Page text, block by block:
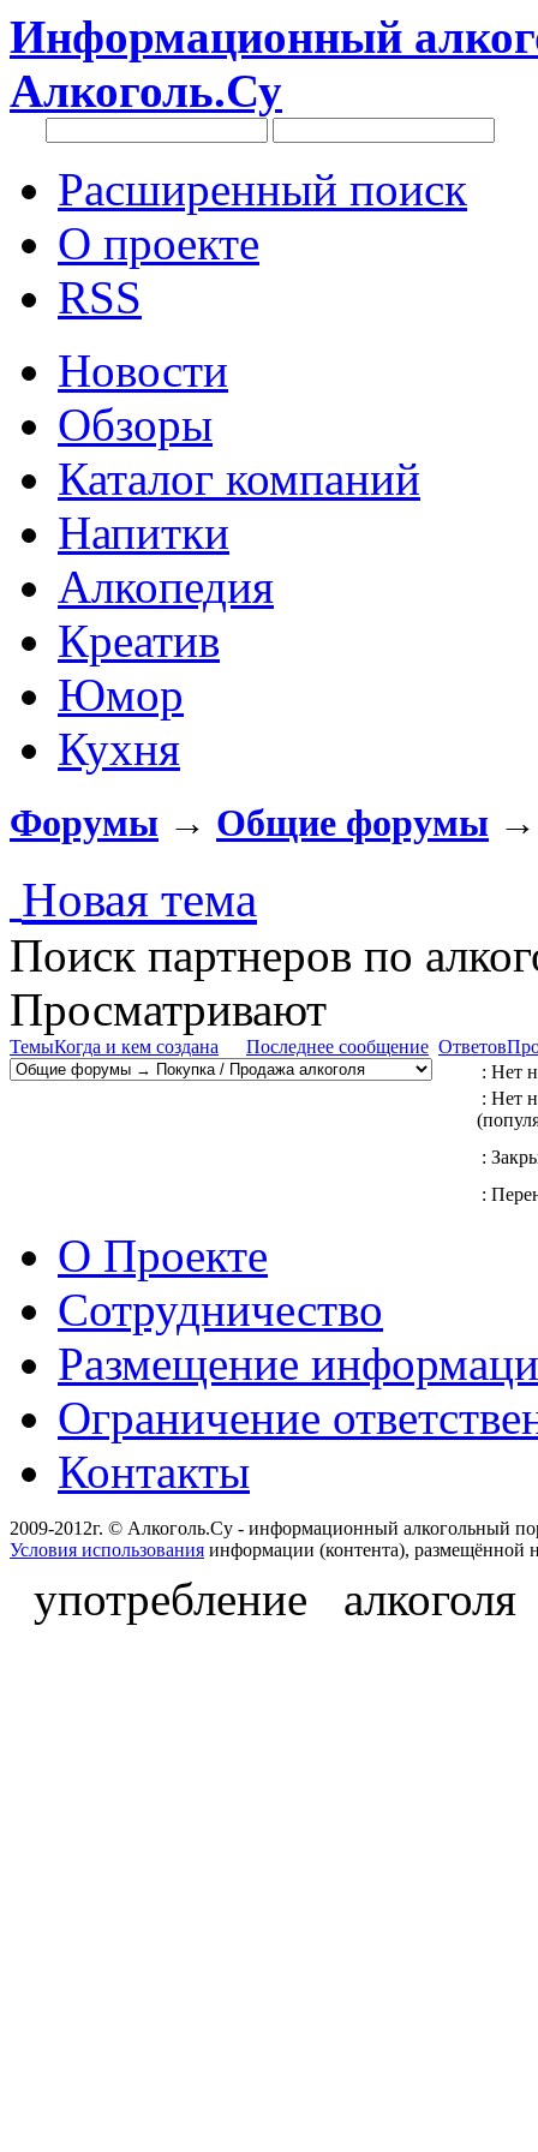
Информационный
Алкоголь.Су
Расширенный поиск
О проекте
RSS
Новости
Обзоры
Каталог компаний
Напитки
Алкопедия
Креатив
Юмор
Кухня
Форумы → Общие форумы
Новая тема
Поиск партнеров по
Просматривают
ТемыКогда и кем создана Последнее сообщение Ответов
: Нет
: Нет
:
:
О Проекте
Сотрудничество
Размещение
Ограничение
Контакты
2009-2012г. © Алкоголь.Су - информационный алкогольный
Условия использования информации (контента), размещённой
употребление